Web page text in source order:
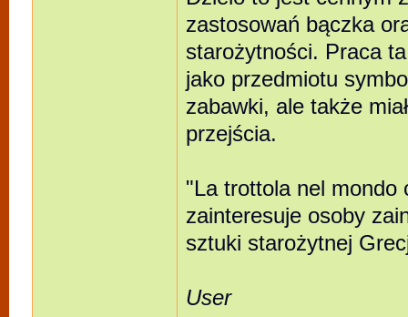
zastosowań bączka
starożytności. Praca
jako przedmiotu
zabawki, ale także
przejścia.
"La trottola nel mondo
zainteresuje osoby
sztuki starożytnej
User